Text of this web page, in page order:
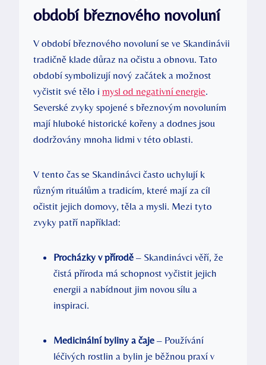
období březnového novoluní
V období březnového novoluní se ve Skandinávii
tradičně klade důraz na očistu a obnovu. Tato
období symbolizují nový začátek a možnost
vyčistit své tělo i mysl od negativní energie.
Severské zvyky spojené s březnovým novoluním
mají hluboké historické kořeny a dodnes jsou
dodržovány mnoha lidmi v této oblasti.
V tento čas se Skandinávci často uchylují k
různým rituálům a tradicím, které mají za cíl
očistit jejich domovy, těla a mysli. Mezi tyto
zvyky patří například:
Procházky v přírodě – Skandinávci věří, že
čistá příroda má schopnost vyčistit jejich
energii a nabídnout jim novou sílu a
inspiraci.
Medicinální byliny a čaje – Používání
léčivých rostlin a bylin je běžnou praxí v